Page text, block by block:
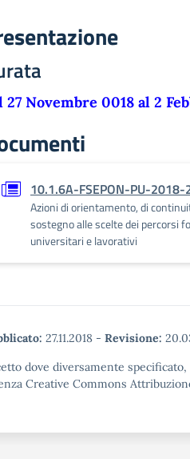
27 Novembre 0018 al 2
10.1.6A-FSEPON-PU-2018-
Azioni di orientamento, di
sostegno alle scelte dei percorsi
universitari e lavorativi
27.11.2018 - Revisione:
dove diversamente
Creative Commons